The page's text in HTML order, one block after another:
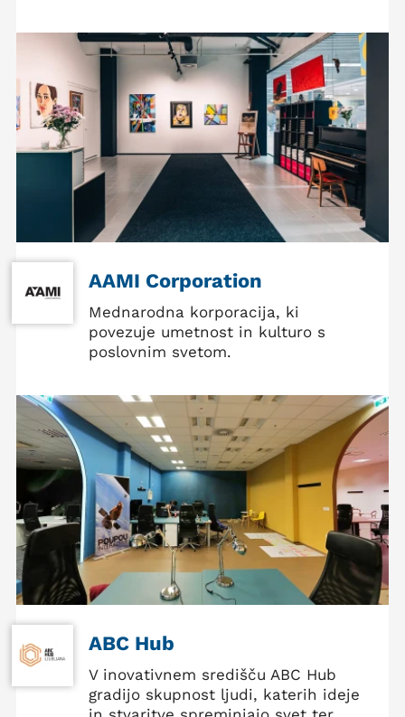
AAMI Corporation
Mednarodna korporacija, ki
povezuje umetnost in kulturo s
poslovnim svetom.
ABC Hub
V inovativnem središču ABC Hub
gradijo skupnost ljudi, katerih ideje